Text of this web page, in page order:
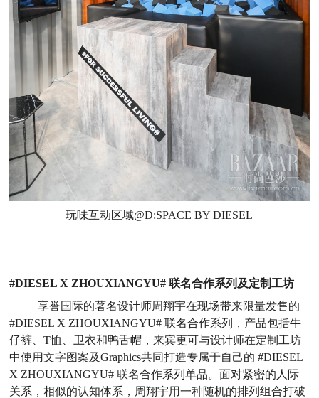
玩味互动区域@D:SPACE BY DIESEL
#DIESEL X ZHOUXIANGYU# 联名合作系列及定制工坊
享誉国际的著名设计师周翔宇在现场带来限量发售的
#DIESEL X ZHOUXIANGYU# 联名合作系列，产品包括牛
仔裤、T恤、卫衣和鸭舌帽，来宾更可与设计师在定制工坊
中使用文字图案及Graphics共同打造专属于自己的 #DIESEL
X ZHOUXIANGYU# 联名合作系列单品。面对紧密的人际
关系，相似的认知体系，周翔宇用一种随机的排列组合打破